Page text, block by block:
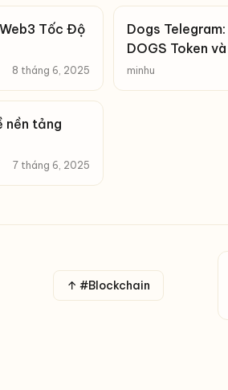
Tốc Độ
8 tháng 6, 2025
Dogs
DOGS Token
minhu
nền tảng
7 tháng 6, 2025
↑ #Blockchain